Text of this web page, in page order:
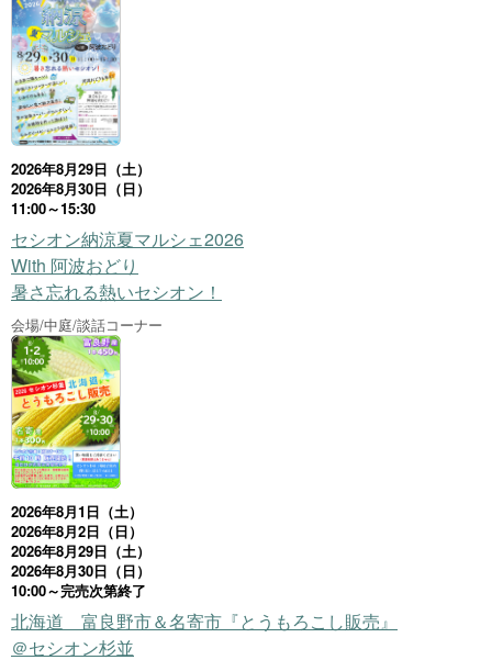
2026年8月29日（土）
2026年8月30日（日）
11:00～15:30
セシオン納涼夏マルシェ2026
With 阿波おどり
暑さ忘れる熱いセシオン！
会場/中庭/談話コーナー
2026年8月1日（土）
2026年8月2日（日）
2026年8月29日（土）
2026年8月30日（日）
10:00～完売次第終了
北海道 富良野市＆名寄市『とうもろこし販売』
＠セシオン杉並